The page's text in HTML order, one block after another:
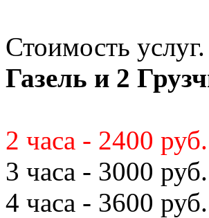
Стоимость услуг.
Газель и 2
2 часа - 2400 руб.
3 часа - 3000 руб.
4 часа - 3600 руб.